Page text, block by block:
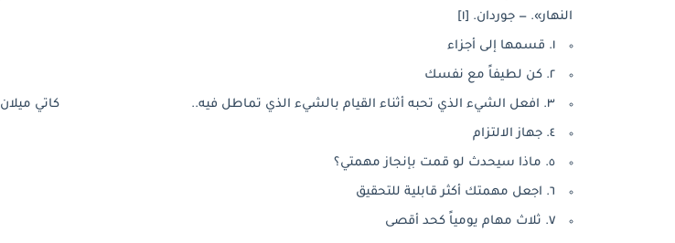
النهار».‏ —‏ جوردان. [١]
١. قسمها إلى أجزاء
٢. كن لطيفاً مع نفسك
٣. افعل الشيء الذي تحبه أثناء القيام بالشيء الذي تماطل فيه.. كاتي ميلان
٤. جهاز الالتزام
٥. ماذا سيحدث لو قمت بإنجاز مهمتي؟
٦. اجعل مهمتك أكثر قابلية للتحقيق
٧. ثلاث مهام يومياً كحد أقصى